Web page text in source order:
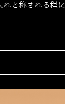
と称される程に